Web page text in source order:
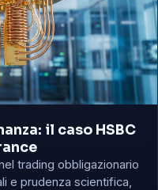
il caso HSBC
trading obbligazionario
e prudenza scientifica,